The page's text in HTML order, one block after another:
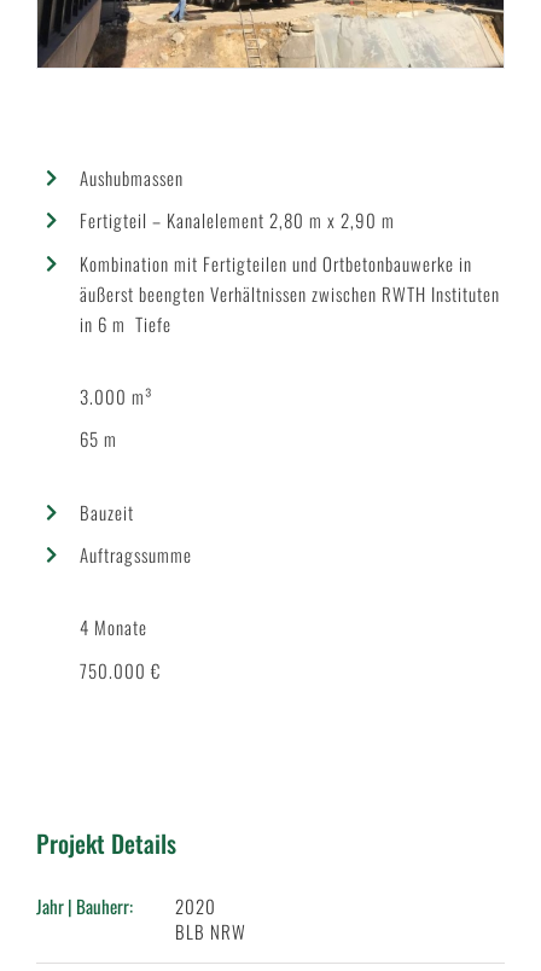
Aushubmassen
Fertigteil – Kanalelement 2,80 m x 2,90 m
Kombination mit Fertigteilen und Ortbetonbauwerke in
äußerst beengten Verhältnissen zwischen RWTH Instituten
in 6 m Tiefe
3.000 m³
65 m
Bauzeit
Auftragssumme
4 Monate
750.000 €
Projekt Details
Jahr | Bauherr:
2020
BLB NRW